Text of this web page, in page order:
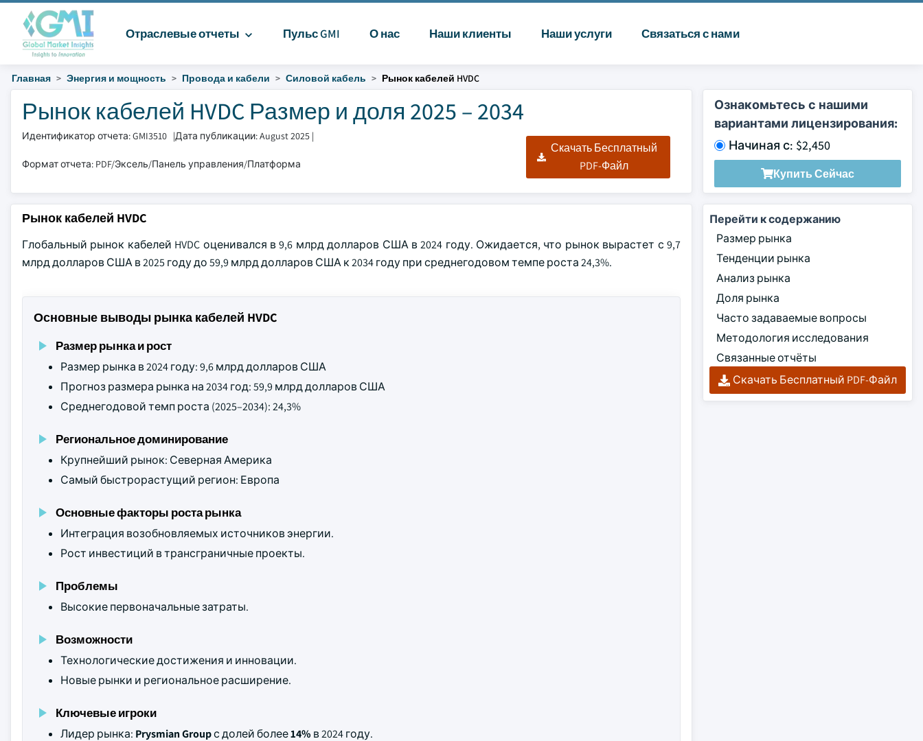
Отраслевые отчеты Пульс GMI О нас Наши клиенты Наши услуги Связаться с нами
Главная Энергия и мощность Провода и кабели Силовой кабель Рынок кабелей HVDC
Рынок кабелей HVDC Размер и доля 2025 – 2034
Идентификатор отчета: GMI3510 |Дата публикации: August 2025 |
Формат отчета: PDF/Эксель/Панель управления/Платформа
Скачать Бесплатный
PDF-Файл
Ознакомьтесь с нашими
вариантами лицензирования:
Начиная с: $2,450
Купить Сейчас
Рынок кабелей HVDC
Глобальный рынок кабелей HVDC оценивался в 9,6 млрд долларов США в 2024 году. Ожидается, что рынок вырастет с 9,7
млрд долларов США в 2025 году до 59,9 млрд долларов США к 2034 году при среднегодовом темпе роста 24,3%.
Основные выводы рынка кабелей HVDC
Размер рынка и рост
Размер рынка в 2024 году: 9,6 млрд долларов США
Прогноз размера рынка на 2034 год: 59,9 млрд долларов США
Среднегодовой темп роста (2025–2034): 24,3%
Региональное доминирование
Крупнейший рынок: Северная Америка
Самый быстрорастущий регион: Европа
Основные факторы роста рынка
Интеграция возобновляемых источников энергии.
Рост инвестиций в трансграничные проекты.
Проблемы
Высокие первоначальные затраты.
Возможности
Технологические достижения и инновации.
Новые рынки и региональное расширение.
Ключевые игроки
Лидер рынка: Prysmian Groupс долей более14% в 2024 году.
Перейти к содержанию
Размер рынка
Тенденции рынка
Анализ рынка
Доля рынка
Часто задаваемые вопросы
Методология исследования
Связанные отчёты
Скачать Бесплатный PDF-Файл